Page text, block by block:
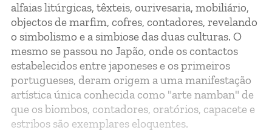
alfaias litúrgicas, têxteis, ourivesaria, mobiliário,
objectos de marfim, cofres, contadores, revelando
o simbolismo e a simbiose das duas culturas. O
mesmo se passou no Japão, onde os contactos
estabelecidos entre japoneses e os primeiros
portugueses, deram origem a uma manifestação
artística única conhecida como "arte namban" de
que os biombos, contadores, oratórios, capacete e
estribos são exemplares eloquentes.